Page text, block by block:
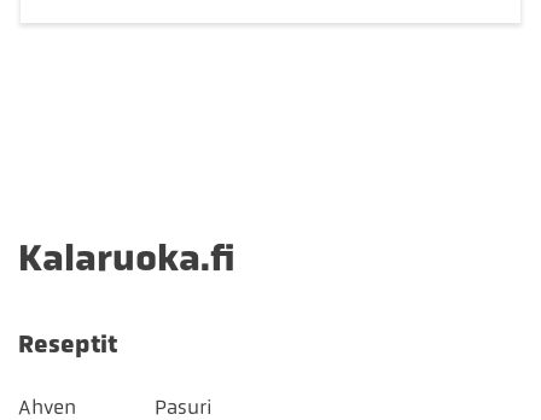
Kalaruoka.fi
Reseptit
Ahven
Pasuri